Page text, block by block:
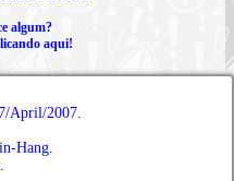
algum?
aqui!
April/2007
Hang